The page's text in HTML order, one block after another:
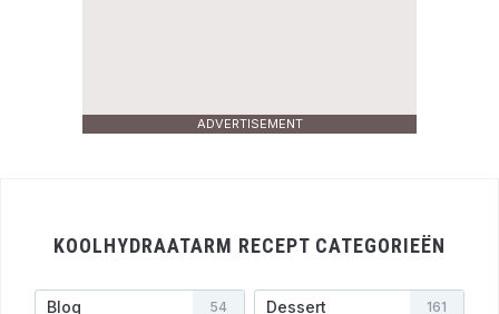
ADVERTISEMENT
KOOLHYDRAATARM RECEPT CATEGORIEËN
Blog 54 Dessert 161